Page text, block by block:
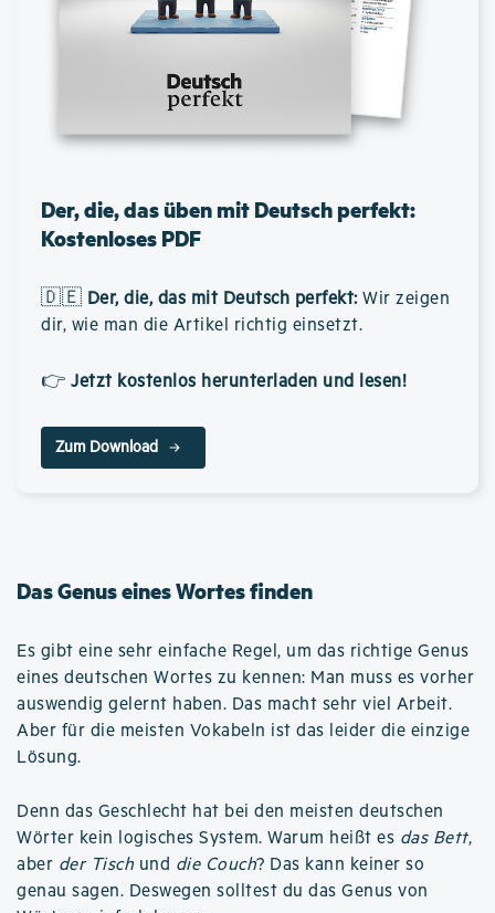
Der, die, das üben mit Deutsch perfekt:
Kostenloses PDF
🇩🇪 Der, die, das mit Deutsch perfekt: Wir zeigen
dir, wie man die Artikel richtig einsetzt.
👉 Jetzt kostenlos herunterladen und lesen!
Zum Download
Das Genus eines Wortes finden
Es gibt eine sehr einfache Regel, um das richtige Genus
eines deutschen Wortes zu kennen: Man muss es vorher
auswendig gelernt haben. Das macht sehr viel Arbeit.
Aber für die meisten Vokabeln ist das leider die einzige
Lösung.
Denn das Geschlecht hat bei den meisten deutschen
Wörter kein logisches System. Warum heißt es das Bett,
aber der Tisch und die Couch? Das kann keiner so
genau sagen. Deswegen solltest du das Genus von